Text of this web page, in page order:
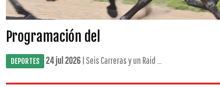
Programación del
DEPORTES 24 jul 2026 | Seis Carreras y un Raid ...